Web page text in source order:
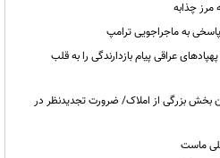
مرز چذابه
به ماجراجویی ترامپ
عراقی پیام بازدارندگی را به قلب
بخش بزرگی از املاک/ ضرورت تجدیدنظر در
ماست